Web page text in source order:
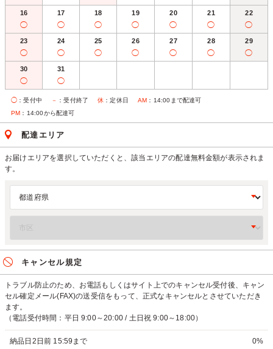
16
◯
17
◯
18
◯
19
◯
20
◯
21
◯
22
◯
23
◯
24
◯
25
◯
26
◯
27
◯
28
◯
29
◯
30
◯
31
◯
◯ ：受付中 － ：受付終了 休 ：定休日 AM ：14:00まで配達可
PM ：14:00から配達可
配達エリア
お届けエリアを選択していただくと、該当エリアの配達無料金額が表示されま
す。
キャンセル規定
トラブル防止のため、お電話もしくはサイト上でのキャンセル受付後、キャン
セル確定メール(FAX)の送受信をもって、正式なキャンセルとさせていただき
ます。
（電話受付時間：平日 9:00～20:00 / 土日祝 9:00～18:00）
納品日2日前 15:59まで 0%